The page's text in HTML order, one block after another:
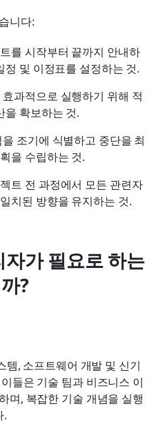
니다:
를 시작부터 끝까지 안내하
정 및 이정표를 설정하는 것.
과적으로 실행하기 위해 적
을 확보하는 것.
조기에 식별하고 중단을 최
을 수립하는 것.
트 전 과정에서 모든 관련자
치된 방향을 유지하는 것.
가 필요로 하는
?
템, 소프트웨어 개발 및 신기
들은 기술 팀과 비즈니스 이
며, 복잡한 기술 개념을 실행
.